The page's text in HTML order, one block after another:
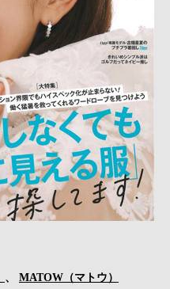
、 MATOW（マトウ）